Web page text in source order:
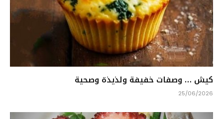
كيش … وصفات خفيفة ولذيذة وصحية
25/06/2026